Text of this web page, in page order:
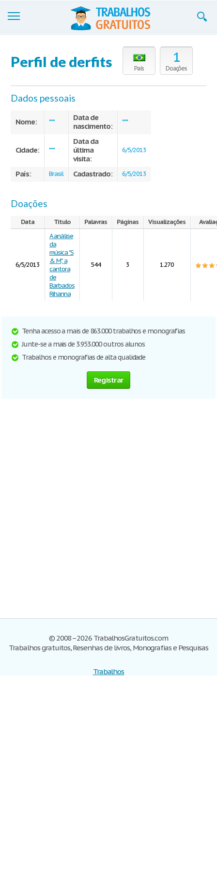
Cadastre-se
Entre
País
1
Doações
Perfil de derfits
Dados pessoais
Nome: ***
Data de
nascimento:
***
Cidade: ***
Data da
última
visita:
6/5/2013
País: Brasil Cadastrado: 6/5/2013
Doações
Data Título Palavras Páginas Visualizações
6/5/2013
A análise
da
música "S
& M", a
cantora
de
Barbados
Rihanna
544 3 1.270
Tenha acesso a mais de 863.000 trabalhos e monografias
Junte-se a mais de 3.953.000 outros alunos
Trabalhos e monografias de alta qualidade
Registrar
© 2008–2026 TrabalhosGratuitos.com
Trabalhos gratuitos, Resenhas de livros, Monografias e Pesquisas
Trabalhos